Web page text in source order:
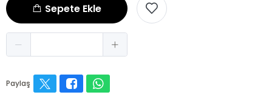
Sepete Ekle
Paylaş